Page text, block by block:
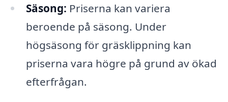
Säsong: Priserna kan variera
beroende på säsong. Under
högsäsong för gräsklippning kan
priserna vara högre på grund av ökad
efterfrågan.